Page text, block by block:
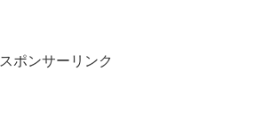
スポンサーリンク